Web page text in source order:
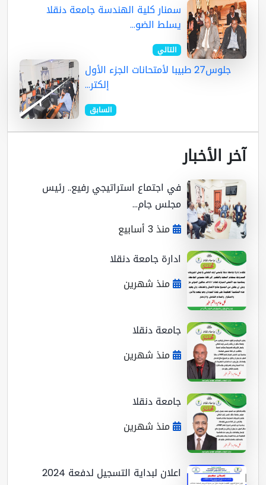
سمنار كلية الهندسة جامعة دنقلا
يسلط الضو...
التالي
جلوس27 طبيبا لأمتحانات الجزء الأول
السابق
الأخبار
في اجتماع استراتيجي رفيع.. رئيس
مجلس جام...
منذ 3 أسابيع
ادارة جامعة دنقلا
منذ شهرين
جامعة دنقلا
منذ شهرين
جامعة دنقلا
منذ شهرين
اعلان لبداية التسجيل لدفعة 2024